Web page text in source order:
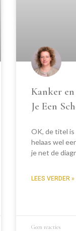
Kanker
Je Een
OK, de titel is
helaas wel
je net de
LEES VERDER »
Geen reacties